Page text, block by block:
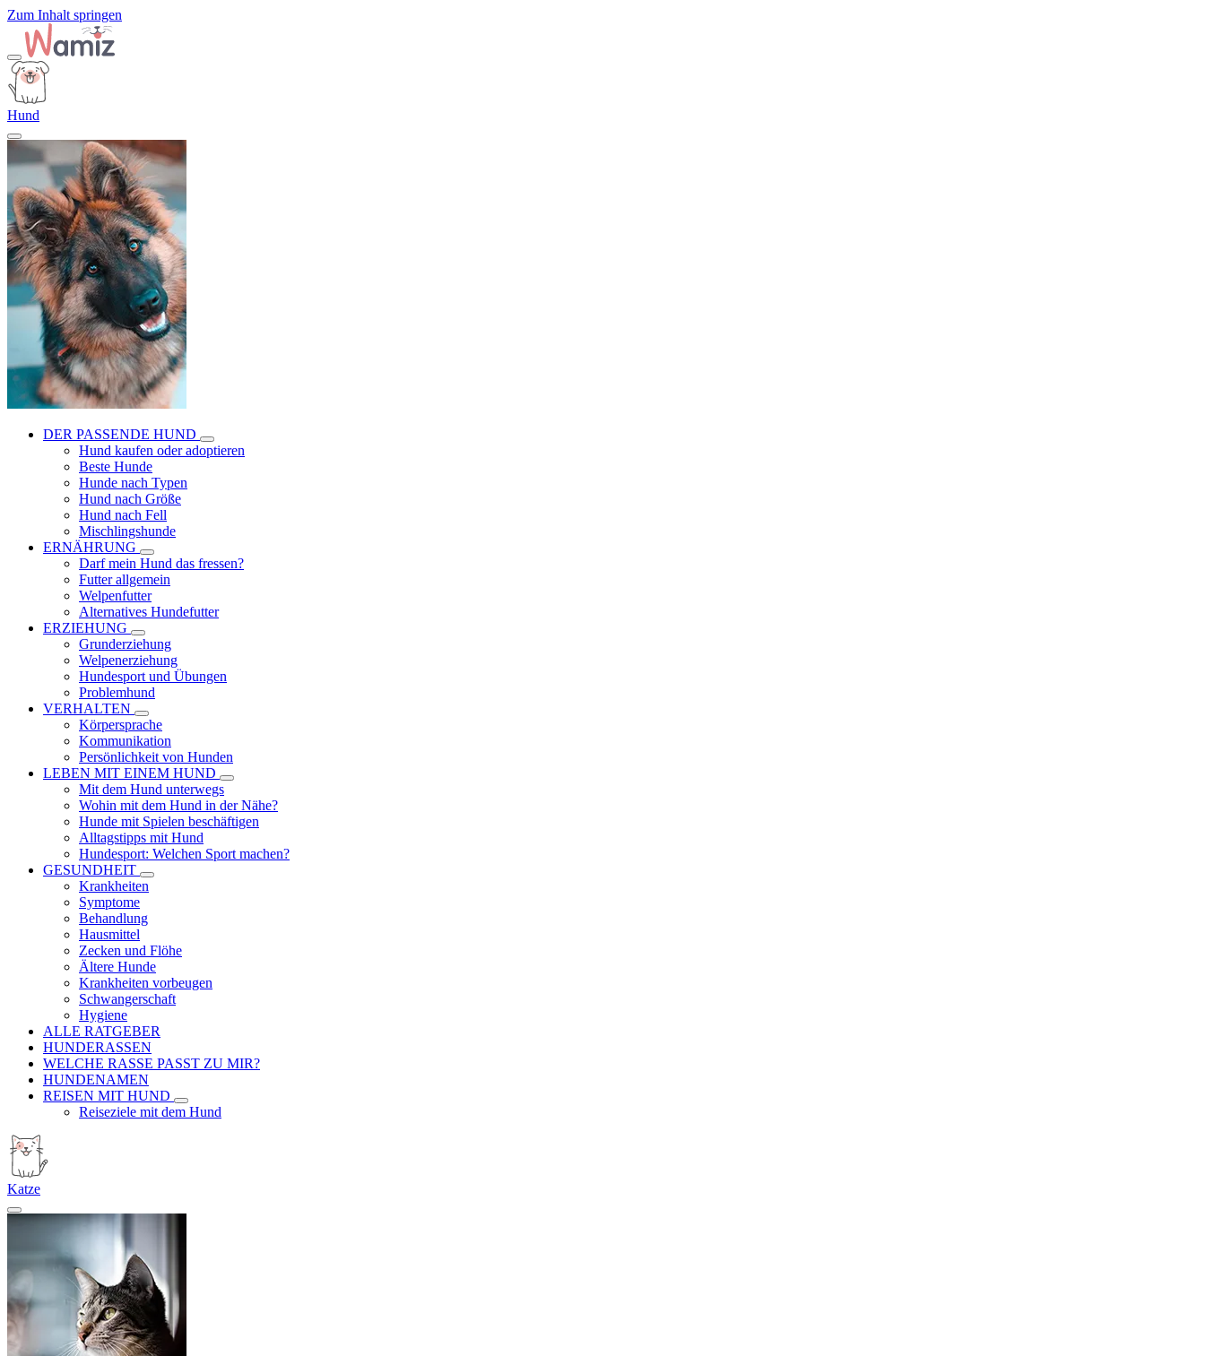
Zum Inhalt springen
Hund
DER PASSENDE HUND
Hund kaufen oder adoptieren
Beste Hunde
Hunde nach Typen
Hund nach Größe
Hund nach Fell
Mischlingshunde
ERNÄHRUNG
Darf mein Hund das fressen?
Futter allgemein
Welpenfutter
Alternatives Hundefutter
ERZIEHUNG
Grunderziehung
Welpenerziehung
Hundesport und Übungen
Problemhund
VERHALTEN
Körpersprache
Kommunikation
Persönlichkeit von Hunden
LEBEN MIT EINEM HUND
Mit dem Hund unterwegs
Wohin mit dem Hund in der Nähe?
Hunde mit Spielen beschäftigen
Alltagstipps mit Hund
Hundesport: Welchen Sport machen?
GESUNDHEIT
Krankheiten
Symptome
Behandlung
Hausmittel
Zecken und Flöhe
Ältere Hunde
Krankheiten vorbeugen
Schwangerschaft
Hygiene
ALLE RATGEBER
HUNDERASSEN
WELCHE RASSE PASST ZU MIR?
HUNDENAMEN
REISEN MIT HUND
Reiseziele mit dem Hund
Katze